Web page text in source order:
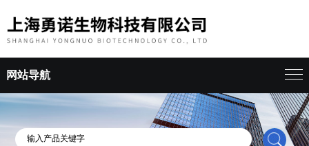
网站导航